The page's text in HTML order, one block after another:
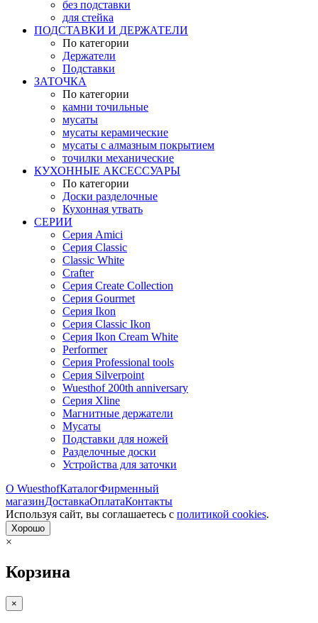
без подставки
для стейка
ПОДСТАВКИ И ДЕРЖАТЕЛИ
По категории
Держатели
Подставки
ЗАТОЧКА
По категории
камни точильные
мусаты
мусаты керамические
мусаты с алмазным покрытием
точилки механические
КУХОННЫЕ АКСЕССУАРЫ
По категории
Доски разделочные
Кухонная утвать
СЕРИИ
Серия Amici
Серия Classic
Classic White
Crafter
Серия Create Collection
Серия Gourmet
Серия Ikon
Серия Classic Ikon
Серия Ikon Cream White
Performer
Серия Professional tools
Серия Silverpoint
Wuesthof 200th anniversary
Серия Xline
Магнитные держатели
Мусаты
Подставки для ножей
Разделочные доски
Устройства для заточки
О WuesthofКаталогФирменный
магазинДоставкаОплатаКонтакты
Используя сайт, вы согла­шаетесь с политикой cookies.
Хорошо
×
Корзина
×